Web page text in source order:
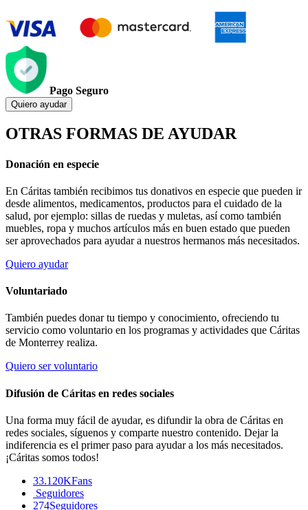
Pago Seguro
Quiero ayudar
OTRAS FORMAS DE AYUDAR
Donación en especie
En Cáritas también recibimos tus donativos en especie que pueden ir
desde alimentos, medicamentos, productos para el cuidado de la
salud, por ejemplo: sillas de ruedas y muletas, así como también
muebles, ropa y muchos artículos más en buen estado que pueden
ser aprovechados para ayudar a nuestros hermanos más necesitados.
Quiero ayudar
Voluntariado
También puedes donar tu tiempo y conocimiento, ofreciendo tu
servicio como voluntario en los programas y actividades que Cáritas
de Monterrey realiza.
Quiero ser voluntario
Difusión de Cáritas en redes sociales
Una forma muy fácil de ayudar, es difundir la obra de Cáritas en
redes sociales, síguenos y comparte nuestro contenido. Dejar la
indiferencia es el primer paso para ayudar a los más necesitados.
¡Cáritas somos todos!
33.120KFans
Seguidores
274Seguidores